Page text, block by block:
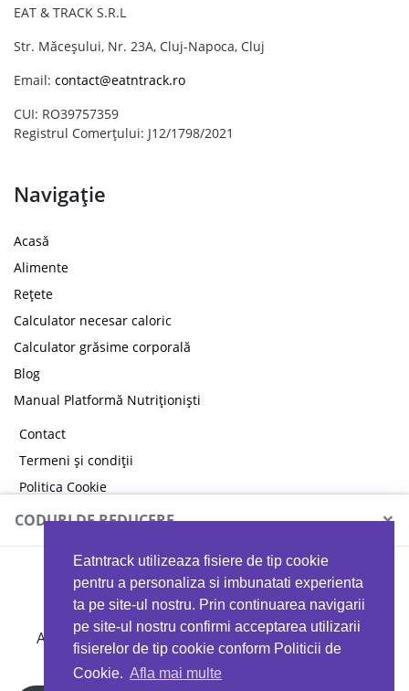
Eatntrack utilizeaza fisiere de tip cookie
pentru a personaliza si imbunatati experienta
ta pe site-ul nostru. Prin continuarea navigarii
pe site-ul nostru confirmi acceptarea utilizarii
fisierelor de tip cookie conform Politicii de
Cookie. Afla mai multe
EAT & TRACK S.R.L
Str. Măceșului, Nr. 23A, Cluj-Napoca, Cluj
Email: contact@eatntrack.ro
CUI: RO39757359
Registrul Comerțului: J12/1798/2021
Navigație
Acasă
Alimente
Rețete
Calculator necesar caloric
Calculator grăsime corporală
Blog
Manual Platformă Nutriționiști
Contact
Termeni și condiții
Politica Cookie
Politica de confidențialitate
CODURI DE REDUCERE ×
MYPROTEIN
Ai 40%reducere la orice comandă folosind codul
EATTRACK